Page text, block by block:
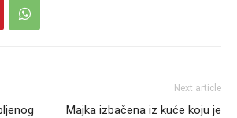
Next article
Majka izbačena iz kuće koju je